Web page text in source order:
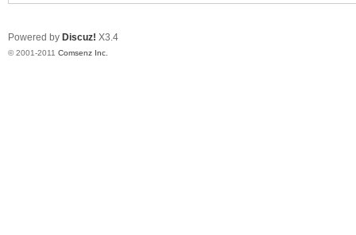
Powered by Discuz! X3.4
© 2001-2011 Comsenz Inc.